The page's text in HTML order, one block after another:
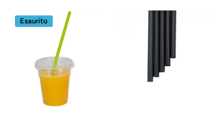
Esaurito